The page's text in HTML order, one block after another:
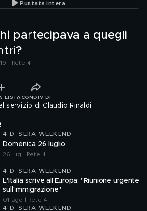
Puntata intera
partecipava a quegli
| Rete 4
LISTA CONDIVIDI
servizio di Claudio Rinaldi.
4 DI SERA WEEKEND
Domenica 26 luglio
26 lug | Rete 4
4 DI SERA WEEKEND
L'Italia scrive all'Europa: "Riunione urgente
sull'immigrazione"
01 ago | Rete 4
4 DI SERA WEEKEND